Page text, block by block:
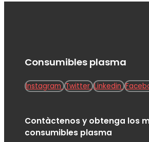
Consumibles plasma
Instagram Twitter Linkedin
Contàctenos y obtenga los
consumibles plasma